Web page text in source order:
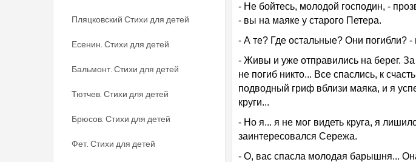
- He бойтесь, молодой господин, -
- вы на маяке у старого Петера.
- А те? Где остальные? Они погибли?
- Живы и уже отправились на берег.
не погиб никто... Все спаслись, к
подводный гриф вблизи маяка, и я
круги...
- Но я... я не мог видеть круга, я
заинтересовался Сережа.
- О, вас спасла молодая барышня...
Пляцковский Стихи для детей
Есенин. Стихи для детей
Бальмонт. Стихи для детей
Тютчев. Стихи для детей
Брюсов. Стихи для детей
Фет. Стихи для детей